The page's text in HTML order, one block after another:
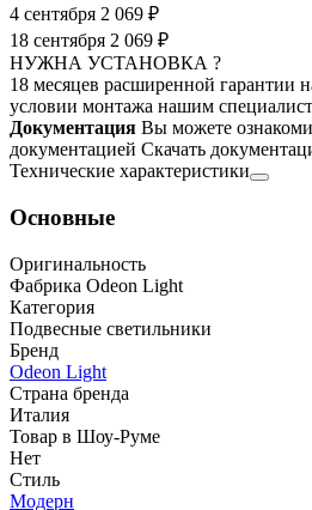
4 сентября 2 069 ₽
18 сентября 2 069 ₽
НУЖНА УСТАНОВКА ?
18 месяцев расширенной гарантии
условии монтажа нашим
Документация Вы можете
документацией Скачать
Технические характеристики
Основные
Оригинальность
Фабрика Odeon Light
Категория
Подвесные светильники
Бренд
Odeon Light
Страна бренда
Италия
Товар в Шоу-Руме
Нет
Стиль
Модерн